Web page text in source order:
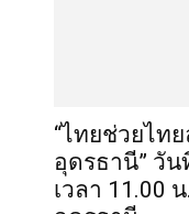
“ไทยช่วยไท
อุดรธานี” วัน
เวลา 11.00